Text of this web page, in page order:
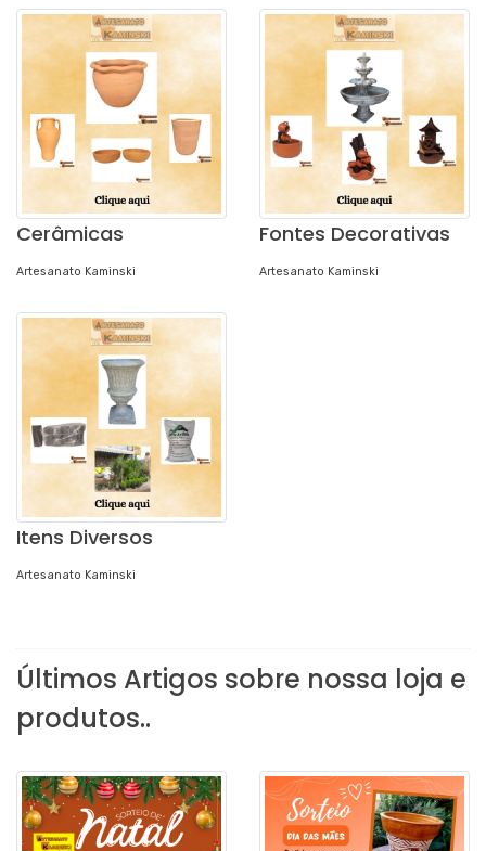
Cerâmicas
Artesanato Kaminski
Fontes Decorativas
Artesanato Kaminski
Itens Diversos
Artesanato Kaminski
Últimos Artigos sobre nossa loja e
produtos..